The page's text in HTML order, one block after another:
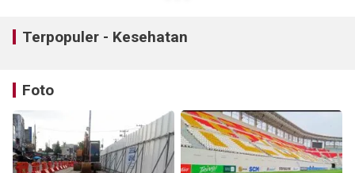
Terpopuler - Kesehatan
Foto